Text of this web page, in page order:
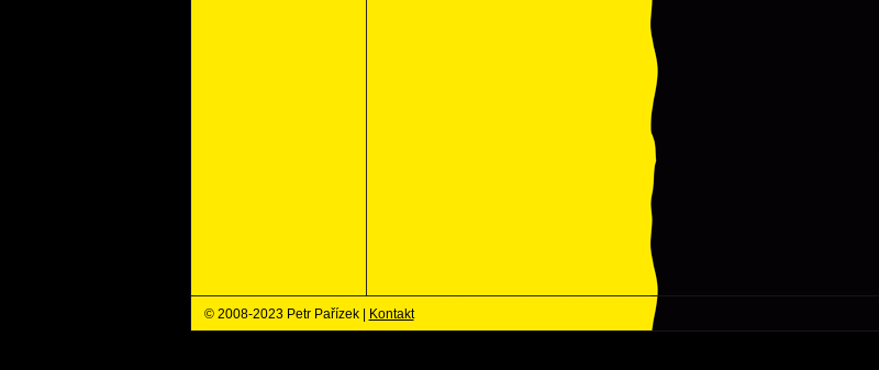
© 2008-2023 Petr Pařízek | Kontakt